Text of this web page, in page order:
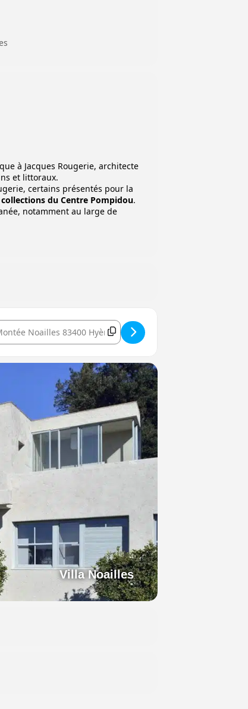
à Jacques Rougerie, architecte
et littoraux.
certains présentés pour la
du Centre Pompidou.
notamment au large de
Address - Expo Habiter avec la mer []
Villa Noailles